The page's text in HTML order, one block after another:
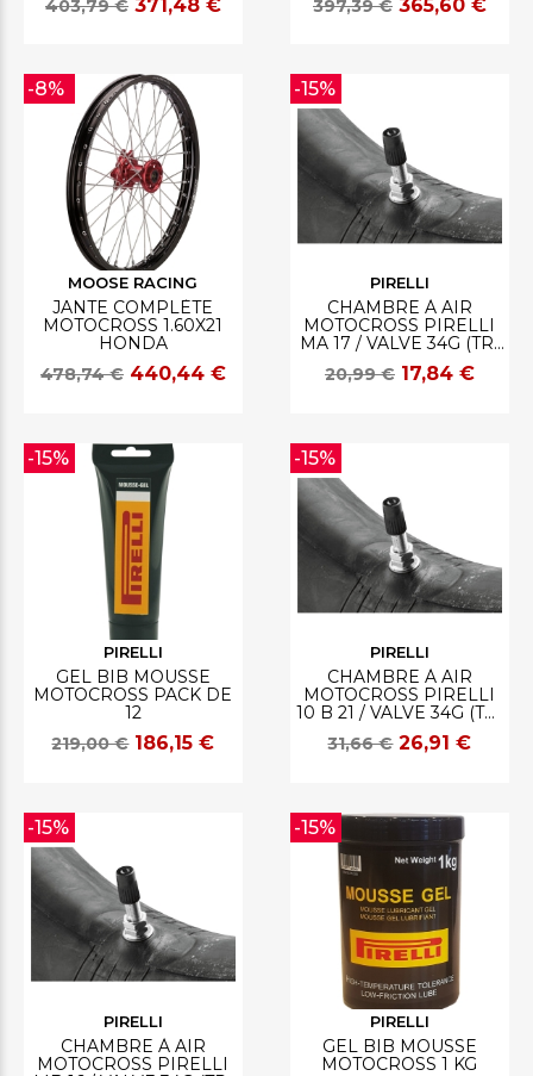
403,79 € 371,48 €
397,39 € 365,60 €
MOOSE RACING
JANTE COMPLÈTE
MOTOCROSS 1.60X21
HONDA
478,74 € 440,44 €
-8%
PIRELLI
CHAMBRE À AIR
MOTOCROSS PIRELLI
MA 17 / VALVE 34G (TR-
4)
20,99 € 17,84 €
-15%
PIRELLI
GEL BIB MOUSSE
MOTOCROSS PACK DE
12
219,00 € 186,15 €
-15%
PIRELLI
CHAMBRE À AIR
MOTOCROSS PIRELLI
10 B 21 / VALVE 34G (TR-
4)
31,66 € 26,91 €
-15%
PIRELLI
CHAMBRE À AIR
MOTOCROSS PIRELLI
-15%
PIRELLI
GEL BIB MOUSSE
MOTOCROSS 1 KG
-15%